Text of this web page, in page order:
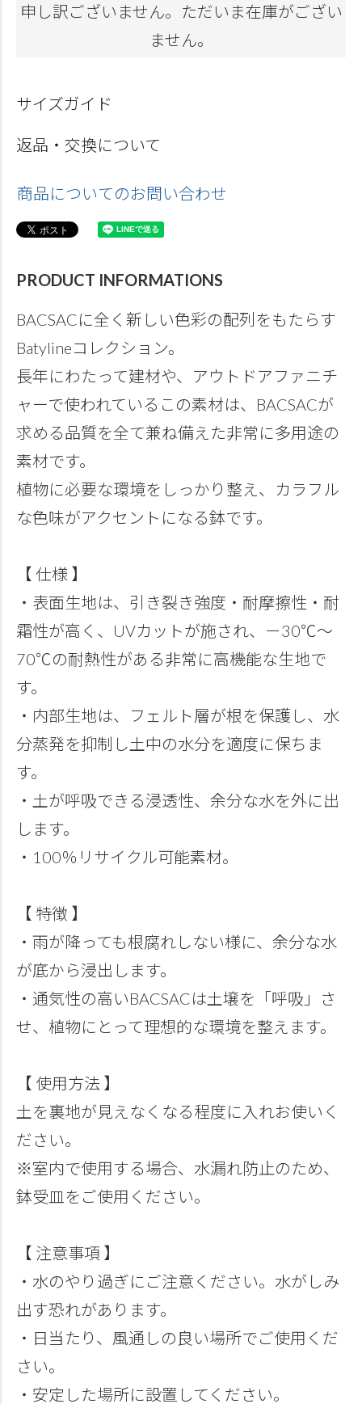
申し訳ございません。ただいま在庫がござい
ません。
サイズガイド
返品・交換について
商品についてのお問い合わせ
PRODUCT INFORMATIONS
BACSACに全く新しい色彩の配列をもたらす
Batylineコレクション。
長年にわたって建材や、アウトドアファニチ
ャーで使われているこの素材は、BACSACが
求める品質を全て兼ね備えた非常に多用途の
素材です。
植物に必要な環境をしっかり整え、カラフル
な色味がアクセントになる鉢です。
【 仕様 】
・表面生地は、引き裂き強度・耐摩擦性・耐
霜性が高く、UVカットが施され、－30℃～
70℃の耐熱性がある非常に高機能な生地で
す。
・内部生地は、フェルト層が根を保護し、水
分蒸発を抑制し土中の水分を適度に保ちま
す。
・土が呼吸できる浸透性、余分な水を外に出
します。
・100％リサイクル可能素材。
【 特徴 】
・雨が降っても根腐れしない様に、余分な水
が底から浸出します。
・通気性の高いBACSACは土壌を「呼吸」さ
せ、植物にとって理想的な環境を整えます。
【 使用方法 】
土を裏地が見えなくなる程度に入れお使いく
ださい。
※室内で使用する場合、水漏れ防止のため、
鉢受皿をご使用ください。
【 注意事項 】
・水のやり過ぎにご注意ください。水がしみ
出す恐れがあります。
・日当たり、風通しの良い場所でご使用くだ
さい。
・安定した場所に設置してください。